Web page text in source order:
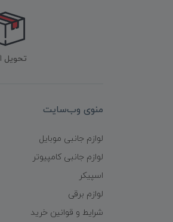
تحویل
منوی وب‌سایت
لوازم جانبی موبایل
لوازم جانبی کامپیوتر
اسپیکر
لوازم برقی
شرایط و قوانین خرید